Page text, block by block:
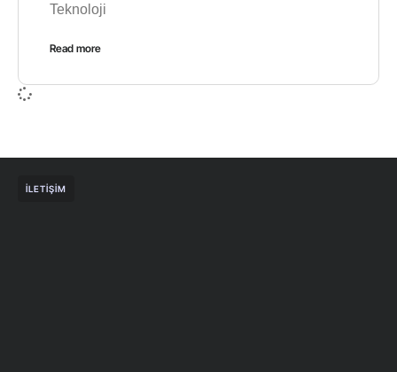
Teknoloji
Read more
İLETIŞIM